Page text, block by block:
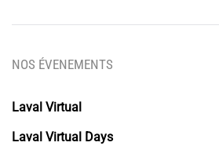
NOS ÉVENEMENTS
Laval Virtual
Laval Virtual Days